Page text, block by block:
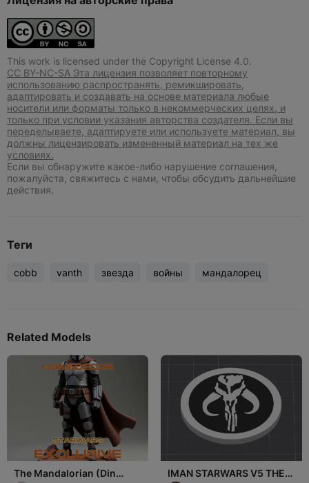
This work is licensed under the Copyright License 4.0.
CC BY-NC-SA Эта лицензия позволяет повторному
использованию распространять, ремикшировать,
адаптировать и создавать на основе материала любые
носители или форматы только в некоммерческих целях, и
только при условии указания авторства создателя. Если вы
переделываете, адаптируете или используете материал, вы
должны лицензировать измененный материал на тех же
условиях.
Если вы обнаружите какое-либо нарушение соглашения,
пожалуйста, свяжитесь с нами, чтобы обсудить дальнейшие
действия.
Теги
cobb vanth звезда войны мандалорец
Related Models
The Mandalorian (Din
IMAN STARWARS V5 THE